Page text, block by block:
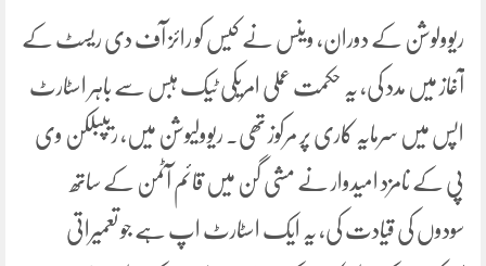
ریوولوشن کے دوران، وینس نے کیس کو رائز آف دی ریسٹ کے
آغاز میں مدد کی، یہ حکمت عملی امریکی ٹیک ہبس سے باہر اسٹارٹ
اپس میں سرمایہ کاری پر مرکوز تھی۔ ریوولیوشن میں، ریپبلکن وی
پی کے نامزد امیدوار نے مشی گن میں قائم آٹمن کے ساتھ
سودوں کی قیادت کی، یہ ایک اسٹارٹ اپ ہے جو تعمیراتی